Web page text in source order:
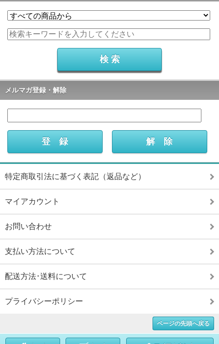
メルマガ登録・解除
特定商取引法に基づく表記（返品など）
マイアカウント
お問い合わせ
支払い方法について
配送方法･送料について
プライバシーポリシー
ページの先頭へ戻る